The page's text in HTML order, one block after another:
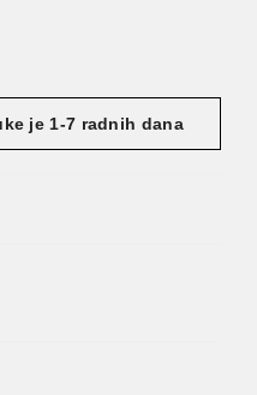
je 1-7 radnih dana